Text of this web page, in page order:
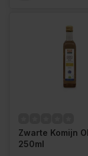
Zwarte Komijn
250ml